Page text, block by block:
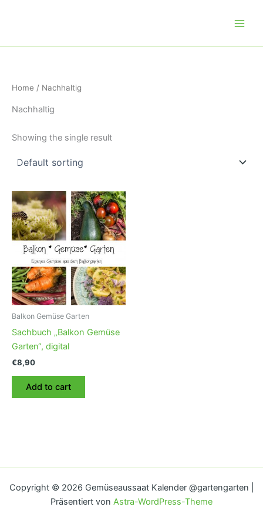
Home / Nachhaltig
Nachhaltig
Showing the single result
Balkon Gemüse Garten
Sachbuch „Balkon Gemüse
Garten“, digital
€8,90
Add to cart
Copyright © 2026 Gemüseaussaat Kalender @gartengarten |
Präsentiert von Astra-WordPress-Theme